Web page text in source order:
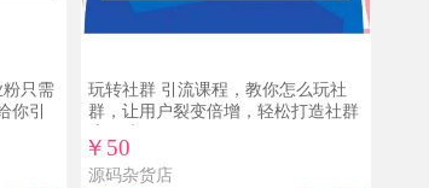
只需
你引
玩转社群 引流课程，教你怎么玩社
群，让用户裂变倍增，轻松打造社群
￥50
源码杂货店